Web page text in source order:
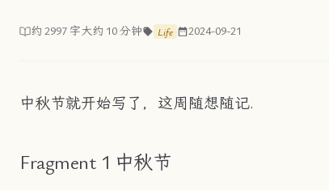
约 2997 字大约 10 分钟 Life 2024-09-21
中秋节就开始写了，这周随想随记.
Fragment 1 中秋节